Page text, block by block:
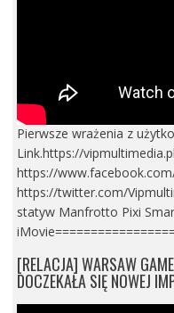
Pierwsze wrażenia z
Link.https://vipmultimedia.pl
https://
https://twitter.com/
statyw Manfrotto Pixi
[RELACJA] WARSAW
DOCZEKAŁA SIĘ NOWEJ